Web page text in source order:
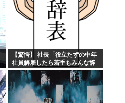
【驚愕】 社長「役立たずの中年
社員解雇したら若手もみんな辞
めてしまった…」